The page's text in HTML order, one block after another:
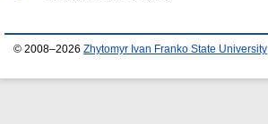
© 2008–2026 Zhytomyr Ivan Franko State University